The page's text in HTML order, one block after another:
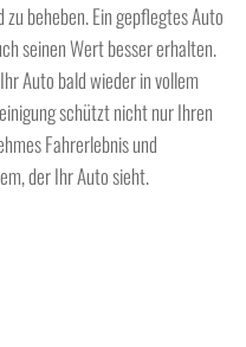
beheben. Ein gepflegtes Auto
seinen Wert besser erhalten.
Auto bald wieder in vollem
schützt nicht nur Ihren
Fahrerlebnis und
der Ihr Auto sieht.